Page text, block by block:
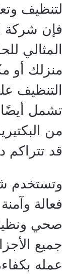
لتنظيف
فإن شركة
المثالي
منزلك أو
التنظيف
تشمل
من
قد تتراكم
وتستخدم
فعالة
صحي
جميع
عمله